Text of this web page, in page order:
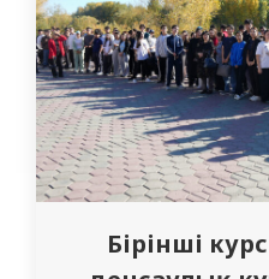
Бірінші